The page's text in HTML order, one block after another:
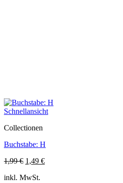
Schnellansicht
Collectionen
Buchstabe: H
1,99€ Ursprünglicher
war:
1,49 €Aktueller
inkl. MwSt.